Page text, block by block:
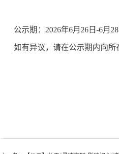
公示期：2026年6月26日-6月28
如有异议，请在公示期内向所